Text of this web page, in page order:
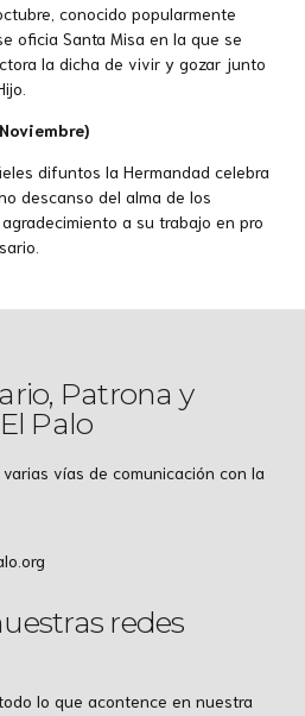
conocido popularmente
oficia Santa Misa en la que se
la dicha de vivir y gozar junto
difuntos la Hermandad celebra
descanso del alma de los
a su trabajo en pro
Patrona y
Palo
vías de comunicación con la
redes
lo que acontence en nuestra